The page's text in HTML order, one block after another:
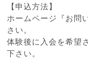
【申込方法】
ホームページ『お問
さい。
体験後に入会を希望
下さい。